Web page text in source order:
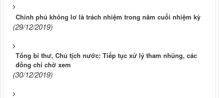
Chính phủ không lơ là trách nhiệm trong năm cuối nhiệm kỳ
(29/12/2019)
Tổng bí thư, Chủ tịch nước: Tiếp tục xử lý tham nhũng, các
đồng chí chờ xem
(30/12/2019)